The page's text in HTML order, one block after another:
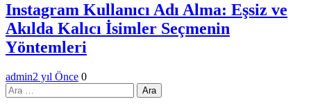
Instagram Kullanıcı Adı Alma: Eşsiz ve
Akılda Kalıcı İsimler Seçmenin
Yöntemleri
admin2 yıl Önce 0
Arama: